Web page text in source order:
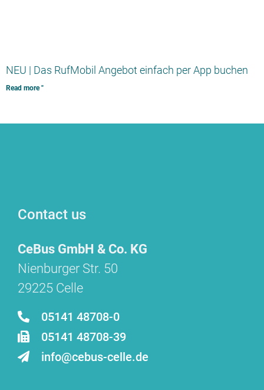
NEU | Das RufMobil Angebot einfach per App buchen
Read more "
Contact us
CeBus GmbH & Co. KG
Nienburger Str. 50
29225 Celle
05141 48708-0
05141 48708-39
info@cebus-celle.de